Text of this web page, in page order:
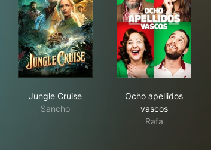
Jungle Cruise
Sancho
Ocho apellidos
vascos
Rafa